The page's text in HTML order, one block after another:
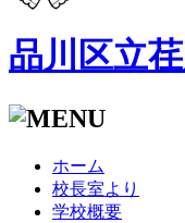
品川区立
ホーム
校長室より
学校概要